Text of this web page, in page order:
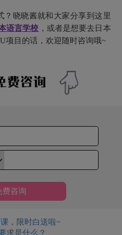
？晓晓酱就和大家分享到这里
语言学校 ，或者是想要去日本
项目的话，欢迎随时咨询哦~
费咨询
，限时白送啦~
求是什么？